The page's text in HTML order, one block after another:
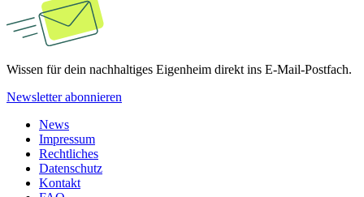
Wissen für dein nachhaltiges Eigenheim direkt ins E-Mail-Postfach.
Newsletter abonnieren
News
Impressum
Rechtliches
Datenschutz
Kontakt